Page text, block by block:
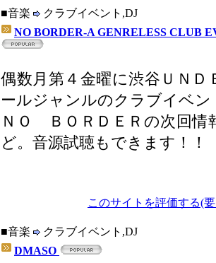
■音楽
クラブイベント,DJ
NO BORDER-A GENRELESS CLUB
偶数月第４金曜に渋谷ＵＮ
ールジャンルのクラブイベン
ＮＯ ＢＯＲＤＥＲの次回情
ど。音源試聴もできます！！
このサイトを評価する(
■音楽
クラブイベント,DJ
DMASO